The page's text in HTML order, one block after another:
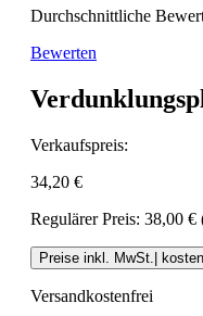
Durchschnittliche
Bewerten
Verkaufspreis:
34,20 €
Regulärer Preis: 38,00 €
Preise inkl. MwSt.|
Versandkostenfrei